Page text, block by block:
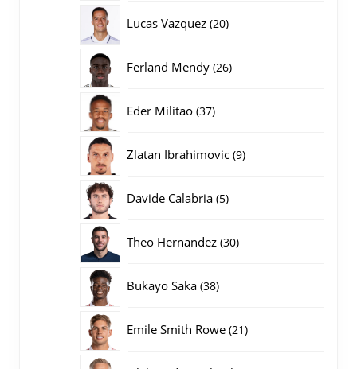
Lucas Vazquez 2020
Ferland Mendy 2626
Eder Militao 3737
Zlatan Ibrahimovic 99
Davide Calabria 55
Theo Hernandez 3030
Bukayo Saka 3838
Emile Smith Rowe 2121